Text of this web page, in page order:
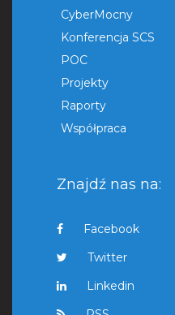
CyberMocny
Konferencja SCS
POC
Projekty
Raporty
Współpraca
Znajdź nas na:
Facebook
Twitter
Linkedin